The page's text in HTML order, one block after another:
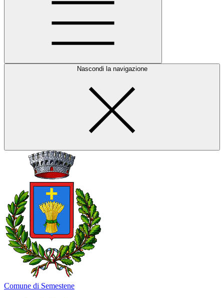
Nascondi la navigazione
Comune di Semestene